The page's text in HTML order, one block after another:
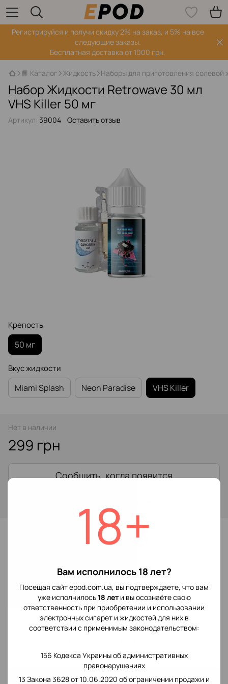
18+
Вам исполнилось 18 лет?
Посещая сайт epod.com.ua, вы подтверждаете, что вам
уже исполнилось18 лети вы осознаёте свою
ответственность при приобретении и использовании
электронных сигарет и жидкостей для них в
соответствии с применимым законодательством:
156 Кодекса Украины об административных
правонарушениях
13 Закона 3628 от 10.06.2020 об ограничении продажи и
Регистрируйся‌ и получи скидку 2% на заказ, и 5% на все
следующие заказы.
Бесплатная доставка от 1000 грн.
📙 Каталог Жидкость Наборы для приготовления солевой
Набор Жидкости Retrowave 30 мл
VHS Killer 50 мг
Артикул: 39004 Оставить отзыв
Крепость
50 мг
Вкус жидкости
Miami Splash Neon Paradise VHS Killer
Нет в наличии
299 грн
Сообщить, когда появится
В избранное
Написать отзыв